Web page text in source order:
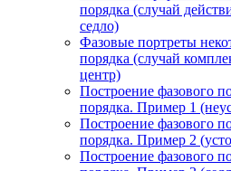
порядка (случай
седло)
Фазовые портреты
порядка (случай
центр)
Построение фазового
порядка. Пример 1
Построение фазового
порядка. Пример 2
Построение фазового